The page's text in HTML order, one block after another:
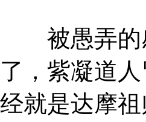
被愚弄的
了，紫凝道
经就是达摩